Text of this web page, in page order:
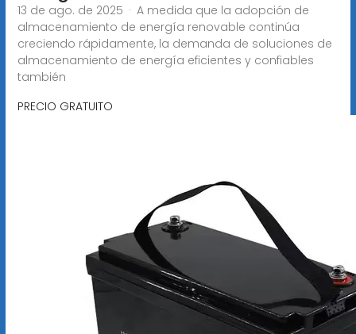
13 de ago. de 2025 · A medida que la adopción de
almacenamiento de energía renovable continúa
creciendo rápidamente, la demanda de soluciones de
almacenamiento de energía eficientes y confiables
también
PRECIO GRATUITO